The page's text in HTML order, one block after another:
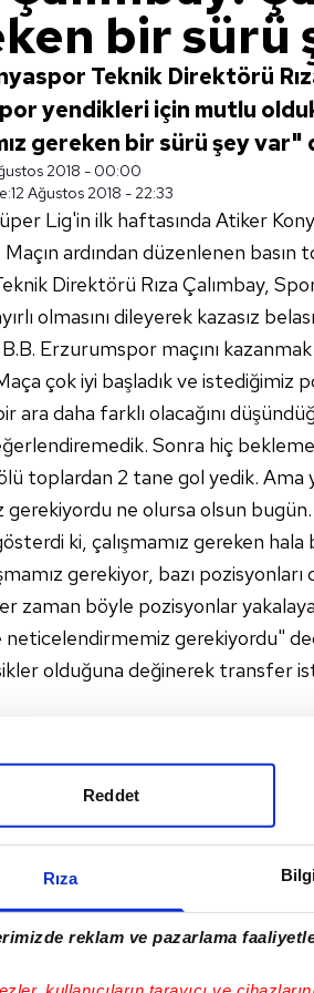
Rıza
reklam ve pazarlama
Reddet
bir sürü
Teknik Direktörü
yendikleri için mutlu
gereken bir sürü şey var"
2018 - 00:00
12 Ağustos 2018 - 22:33
Lig'in ilk haftasında Atiker
ardından düzenlenen basın
Direktörü Rıza Çalımbay,
olmasını dileyerek kazasız
Erzurumspor maçını kazanmak
çok iyi başladık ve istediğimiz
ara daha farklı olacağını
Sonra hiç
ölü toplardan 2 tane gol yedik. Ama
gerekiyordu ne olursa olsun
ki, çalışmamız gereken
gerekiyor, bazı
zaman böyle pozisyonlar
neticelendirmemiz gerekiyordu"
olduğuna değinerek transfer
transfer arkadaşlarımız var,
almamız gereken oyuncumuz
çok iyi bir duruma geleceğiz.
bu arada eksikleri giderip o
UYGULAMALARIMIZI